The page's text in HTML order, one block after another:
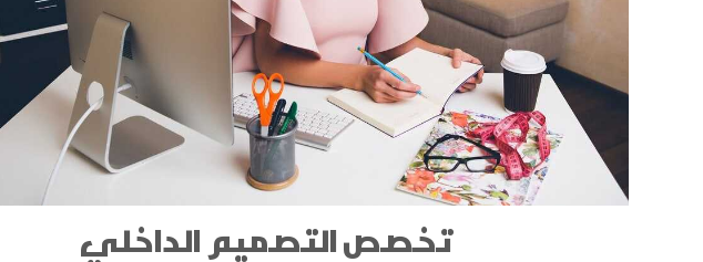
تخصص التصميم الداخلي